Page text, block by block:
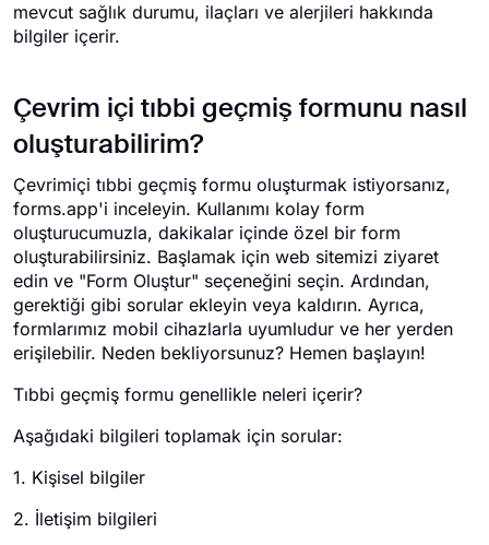
mevcut sağlık durumu, ilaçları ve alerjileri hakkında
bilgiler içerir.
Çevrim içi tıbbi geçmiş formunu nasıl
oluşturabilirim?
Çevrimiçi tıbbi geçmiş formu oluşturmak istiyorsanız,
forms.app'i inceleyin. Kullanımı kolay form
oluşturucumuzla, dakikalar içinde özel bir form
oluşturabilirsiniz. Başlamak için web sitemizi ziyaret
edin ve "Form Oluştur" seçeneğini seçin. Ardından,
gerektiği gibi sorular ekleyin veya kaldırın. Ayrıca,
formlarımız mobil cihazlarla uyumludur ve her yerden
erişilebilir. Neden bekliyorsunuz? Hemen başlayın!
Tıbbi geçmiş formu genellikle neleri içerir?
Aşağıdaki bilgileri toplamak için sorular:
1. Kişisel bilgiler
2. İletişim bilgileri